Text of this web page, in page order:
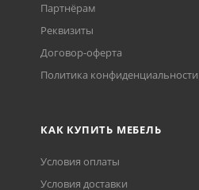
Партнёрам
Реквизиты
Договор-оферта
Политика конфиденциальности
КАК КУПИТЬ МЕБЕЛЬ
Условия оплаты
Условия доставки